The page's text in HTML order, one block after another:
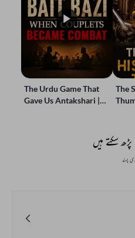
The Urdu Game That
Gave Us Antakshari |
The
سکتے ہیں
پسند